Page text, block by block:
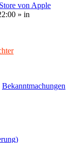
von Apple
» in
Bekanntmachungen